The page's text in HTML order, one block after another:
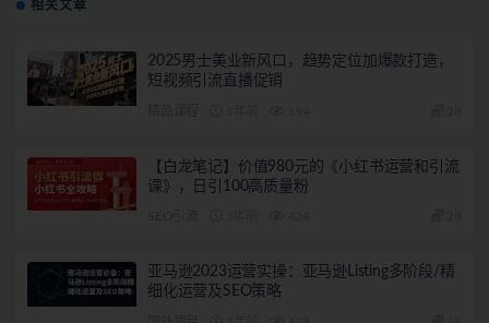
相关文章
2025男士美业新风口，趋势定位加爆款打造，
短视频引流直播促销
【白龙笔记】价值980元的《小红书运营和引流
课》，日引100高质量粉
亚马逊2023运营实操：亚马逊Listing多阶段/精
细化运营及SEO策略